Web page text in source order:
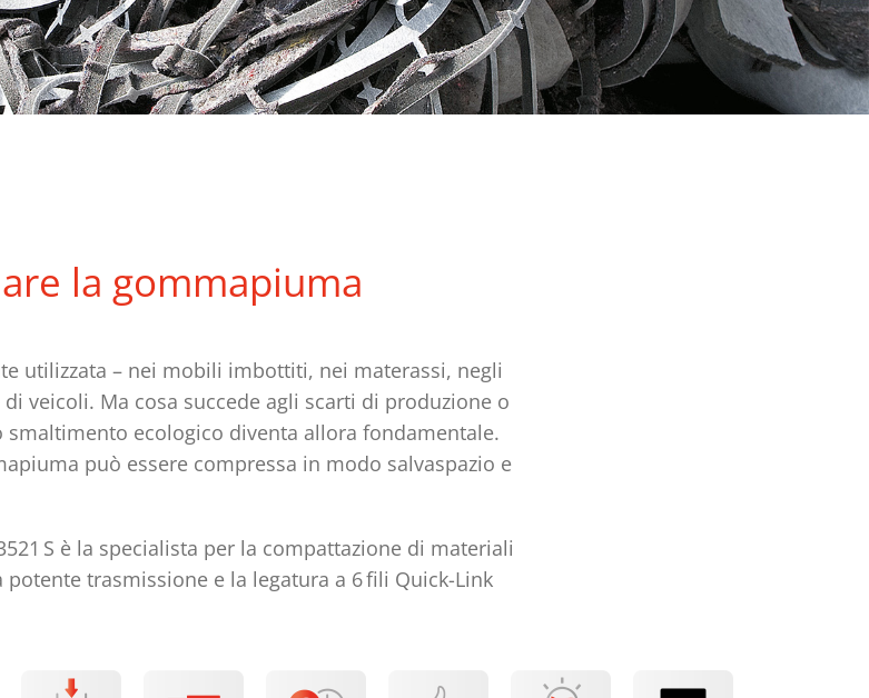
la gommapiuma
utilizzata – nei mobili imbottiti, nei materassi, negli
veicoli. Ma cosa succede agli scarti di produzione o
ecologico diventa allora fondamentale.
può essere compressa in modo salvaspazio e
S è la specialista per la compattazione di materiali
trasmissione e la legatura a 6 fili Quick-Link